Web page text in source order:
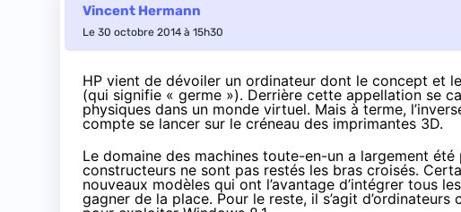
Vincent Hermann
Le 30 octobre 2014 à 15h30
HP vient de dévoiler un ordinateur dont le concept et
(qui signifie « germe »). Derrière cette appellation se
physiques dans un monde virtuel. Mais à terme,
compte se lancer sur le créneau des imprimantes 3D.
Le domaine des machines toute-en-un a largement
constructeurs ne sont pas restés les bras croisés.
nouveaux modèles qui ont l’avantage d’intégrer tous
gagner de la place. Pour le reste, il s’agit